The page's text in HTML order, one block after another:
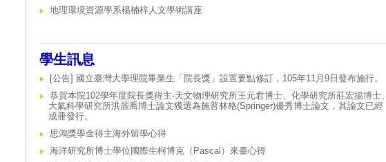
地理環境資源學系楊楠梓人文學術講座
學生訊息
[公告] 國立臺灣大學理院畢業生「院長獎」設置要點修訂，105年11月9日發布施行。
恭賀本院102學年度院長獎得主-天文物理研究所王元君博士、化學研究所莊宏揚博士、
大氣科學研究所洪麗喬博士論文獲選為施普林格(Springer)優秀博士論文，其論文已經
成冊發行。
思鴻獎學金得主海外留學心得
海洋研究所博士學位國際生柯博克（Pascal）來臺心得